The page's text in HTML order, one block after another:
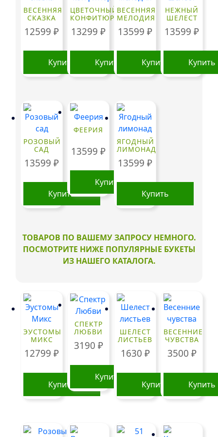
ВЕСЕННЯЯ
СКАЗКА
12599₽
Купить
ЦВЕТОЧНЫЙ
КОНФИТЮР
13299₽
Купить
ВЕСЕННЯЯ
МЕЛОДИЯ
13599₽
Купить
НЕЖНЫЙ
ШЕЛЕСТ
13599₽
Купить
РОЗОВЫЙ
САД
13599₽
Купить
ФЕЕРИЯ
13599₽
Купить
ЯГОДНЫЙ
ЛИМОНАД
13599₽
Купить
ТОВАРОВ ПО ВАШЕМУ ЗАПРОСУ НЕМНОГО.
ПОСМОТРИТЕ НИЖЕ ПОПУЛЯРНЫЕ БУКЕТЫ
ИЗ НАШЕГО КАТАЛОГА.
ЭУСТОМЫ
МИКС
12799₽
Купить
СПЕКТР
ЛЮБВИ
3190 ₽
Купить
ШЕЛЕСТ
ЛИСТЬЕВ
1630 ₽
Купить
ВЕСЕННИЕ
ЧУВСТВА
3500 ₽
Купить